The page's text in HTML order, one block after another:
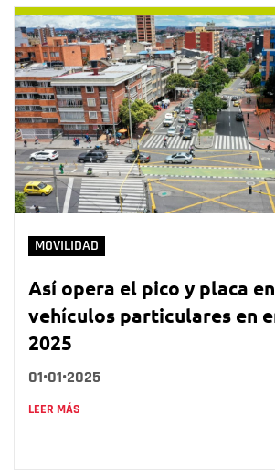
MOVILIDAD
Así opera el pico y placa
vehículos particulares en
2025
01•01•2025
LEER MÁS